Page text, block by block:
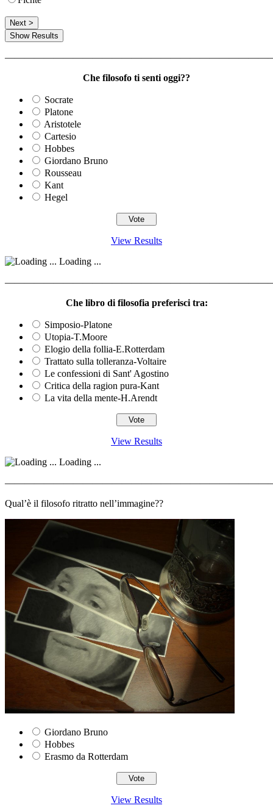
Che filosofo ti senti oggi??
Socrate
Platone
Aristotele
Cartesio
Hobbes
Giordano Bruno
Rousseau
Kant
Hegel
View Results
Loading ...
Che libro di filosofia preferisci tra:
Simposio-Platone
Utopia-T.Moore
Elogio della follia-E.Rotterdam
Trattato sulla tolleranza-Voltaire
Le confessioni di Sant' Agostino
Critica della ragion pura-Kant
La vita della mente-H.Arendt
View Results
Loading ...
Qual’è il filosofo ritratto nell’immagine??
Giordano Bruno
Hobbes
Erasmo da Rotterdam
View Results